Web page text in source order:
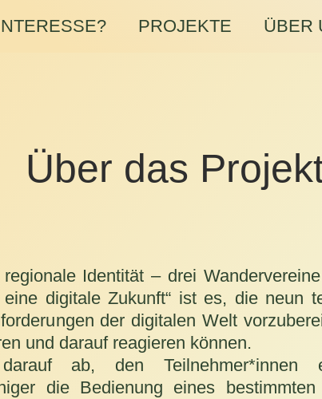
PROJEKTE ÜBER
Über das
Identität – drei
digitale Zukunft“ ist es, die neun
der digitalen Welt
und darauf reagieren können.
ab, den Teilnehmer*innen
die Bedienung eines bestimmten